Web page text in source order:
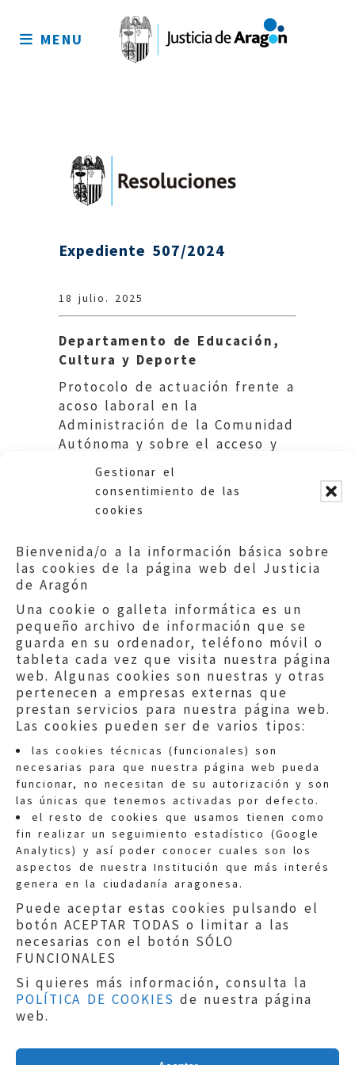
Gestionar el
consentimiento de las
cookies
Bienvenida/o a la información básica sobre
las cookies de la página web del Justicia
de Aragón
Una cookie o galleta informática es un
pequeño archivo de información que se
guarda en su ordenador, teléfono móvil o
tableta cada vez que visita nuestra página
web. Algunas cookies son nuestras y otras
pertenecen a empresas externas que
prestan servicios para nuestra página web.
Las cookies pueden ser de varios tipos:
las cookies técnicas (funcionales) son
necesarias para que nuestra página web pueda
funcionar, no necesitan de su autorización y son
las únicas que tenemos activadas por defecto.
el resto de cookies que usamos tienen como
fin realizar un seguimiento estadístico (Google
Analytics) y así poder conocer cuales son los
aspectos de nuestra Institución que más interés
genera en la ciudadanía aragonesa.
Puede aceptar estas cookies pulsando el
botón ACEPTAR TODAS o limitar a las
necesarias con el botón SÓLO
FUNCIONALES
Si quieres más información, consulta la
POLÍTICA DE COOKIES de nuestra página
web.
sitio
MENU
Expediente 507/2024
18 julio. 2025
Departamento de Educación,
Cultura y Deporte
Protocolo de actuación frente a
acoso laboral en la
Administración de la Comunidad
Autónoma y sobre el acceso y
expediente.
Quejas:quejas@eljusticiadearagon.es
Información general:
informacion@eljusticiadearagon.es
Teléfonos:900 210 210/
Aviso legal|Política de privacidad|
Protección de Datos
Política de cookies